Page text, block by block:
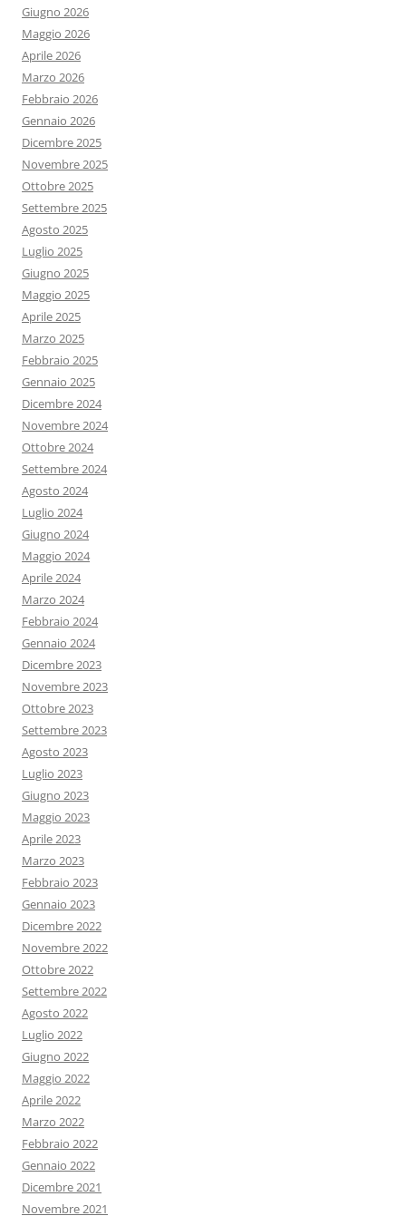
Giugno 2026
Maggio 2026
Aprile 2026
Marzo 2026
Febbraio 2026
Gennaio 2026
Dicembre 2025
Novembre 2025
Ottobre 2025
Settembre 2025
Agosto 2025
Luglio 2025
Giugno 2025
Maggio 2025
Aprile 2025
Marzo 2025
Febbraio 2025
Gennaio 2025
Dicembre 2024
Novembre 2024
Ottobre 2024
Settembre 2024
Agosto 2024
Luglio 2024
Giugno 2024
Maggio 2024
Aprile 2024
Marzo 2024
Febbraio 2024
Gennaio 2024
Dicembre 2023
Novembre 2023
Ottobre 2023
Settembre 2023
Agosto 2023
Luglio 2023
Giugno 2023
Maggio 2023
Aprile 2023
Marzo 2023
Febbraio 2023
Gennaio 2023
Dicembre 2022
Novembre 2022
Ottobre 2022
Settembre 2022
Agosto 2022
Luglio 2022
Giugno 2022
Maggio 2022
Aprile 2022
Marzo 2022
Febbraio 2022
Gennaio 2022
Dicembre 2021
Novembre 2021